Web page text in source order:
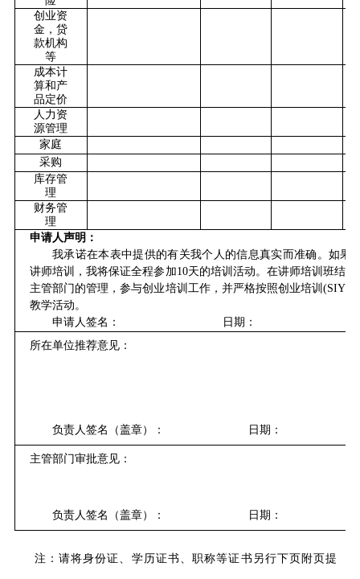
创业资
金，贷
款机构
等
成本计
算和产
品定价
人力资
源管理
家庭
采购
库存管
理
财务管
理
申请人声明：
我承诺在本表中提供的有关我个人的信息真实而准确。如果
讲师培训，我将保证全程参加10天的培训活动。在讲师培训班结
主管部门的管理，参与创业培训工作，并严格按照创业培训(SIYB)
教学活动。
申请人签名：
日期：
所在单位推荐意见：
负责人签名（盖章）： 日期：
主管部门审批意见：
负责人签名（盖章）： 日期：
注：请将身份证、学历证书、职称等证书另行下页附页提